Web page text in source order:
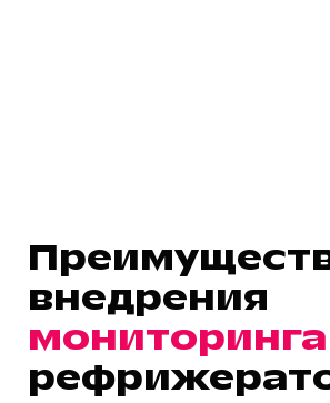
внедрения
мониторинга